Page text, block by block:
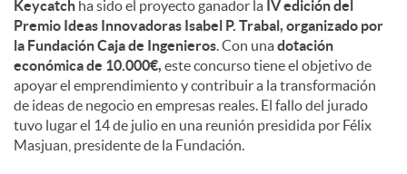
Keycatch ha sido el proyecto ganador la IV edición del
Premio Ideas Innovadoras Isabel P. Trabal, organizado por
la Fundación Caja de Ingenieros. Con unadotación
económica de 10.000€, este concurso tiene el objetivo de
apoyar el emprendimiento y contribuir a la transformación
de ideas de negocio en empresas reales. El fallo del jurado
tuvo lugar el 14 de julio en una reunión presidida por Félix
Masjuan, presidente de la Fundación.